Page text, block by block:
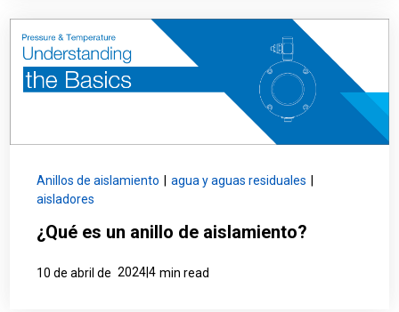
Anillos de aislamiento agua y aguas residuales
aisladores
¿Qué es un anillo de aislamiento?
10 de abril de 2024|4 min read